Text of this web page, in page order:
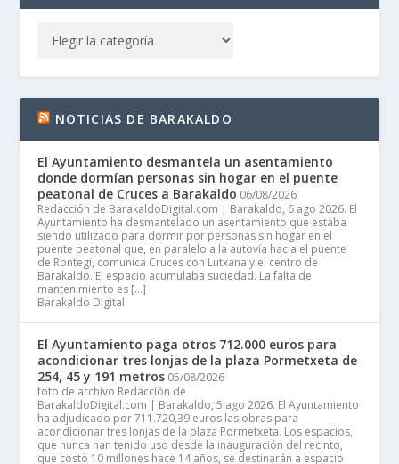
NOTICIAS DE BARAKALDO
El Ayuntamiento desmantela un asentamiento
donde dormían personas sin hogar en el puente
peatonal de Cruces a Barakaldo 06/08/2026
Redacción de BarakaldoDigital.com | Barakaldo, 6 ago 2026. El
Ayuntamiento ha desmantelado un asentamiento que estaba
siendo utilizado para dormir por personas sin hogar en el
puente peatonal que, en paralelo a la autovía hacia el puente
de Rontegi, comunica Cruces con Lutxana y el centro de
Barakaldo. El espacio acumulaba suciedad. La falta de
mantenimiento es […]
Barakaldo Digital
El Ayuntamiento paga otros 712.000 euros para
acondicionar tres lonjas de la plaza Pormetxeta de
254, 45 y 191 metros 05/08/2026
foto de archivo Redacción de
BarakaldoDigital.com | Barakaldo, 5 ago 2026. El Ayuntamiento
ha adjudicado por 711.720,39 euros las obras para
acondicionar tres lonjas de la plaza Pormetxeta. Los espacios,
que nunca han tenido uso desde la inauguración del recinto,
que costó 10 millones hace 14 años, se destinarán a espacio